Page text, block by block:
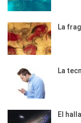
La
La
El